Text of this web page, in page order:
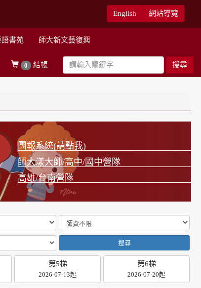
English 網站導覽
語書苑 師大新文藝復興
搜尋
0 結帳
團報系統(請點我)
師大漾大師/高中/國中營隊
高雄/台南營隊
搜尋
第5梯
2026-07-13起
第6梯
2026-07-20起